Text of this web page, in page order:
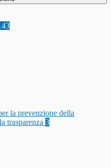
la prevenzione della
trasparenza 3